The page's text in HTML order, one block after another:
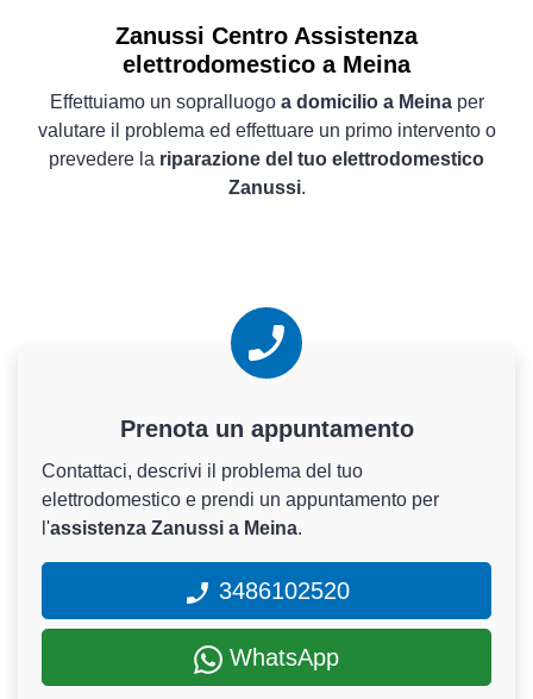
Zanussi Centro Assistenza
elettrodomestico a Meina
Effettuiamo un sopralluogo a domicilio a Meinaper
valutare il problema ed effettuare un primo intervento o
prevedere la riparazione del tuo elettrodomestico
Zanussi.
Prenota un appuntamento
Contattaci, descrivi il problema del tuo
elettrodomestico e prendi un appuntamento per
l'assistenza Zanussi a Meina.
3486102520
WhatsApp